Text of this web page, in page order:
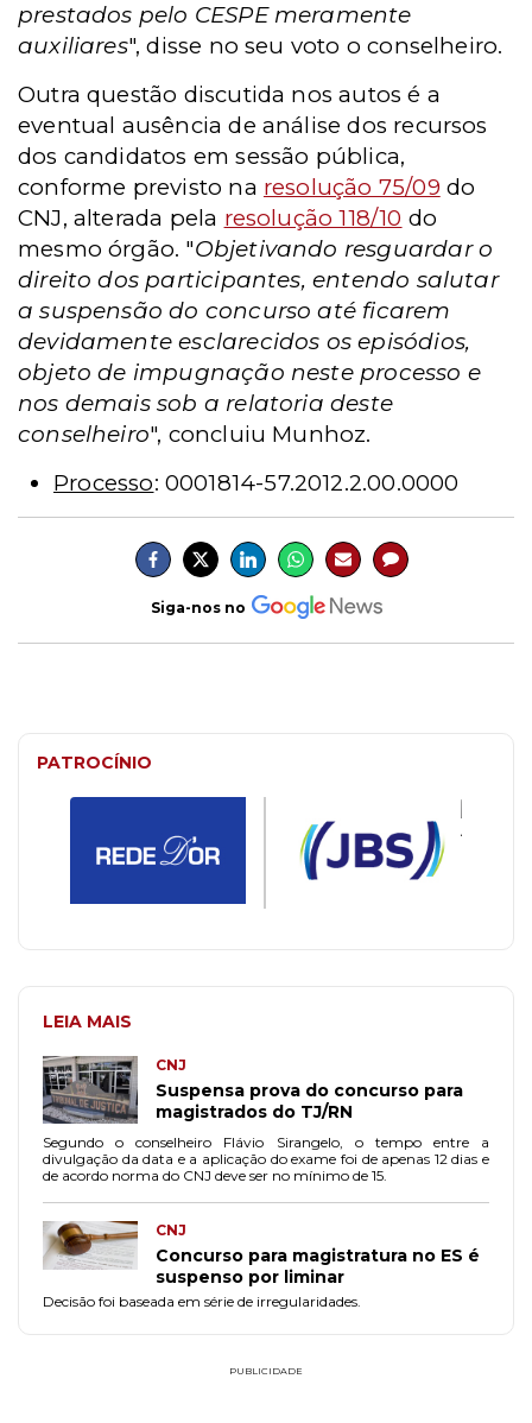
prestados pelo CESPE meramente
auxiliares", disse no seu voto o conselheiro.
Outra questão discutida nos autos é a
eventual ausência de análise dos recursos
dos candidatos em sessão pública,
conforme previsto na resolução 75/09 do
CNJ, alterada pela resolução 118/10 do
mesmo órgão. "Objetivando resguardar o
direito dos participantes, entendo salutar
a suspensão do concurso até ficarem
devidamente esclarecidos os episódios,
objeto de impugnação neste processo e
nos demais sob a relatoria deste
conselheiro", concluiu Munhoz.
Processo: 0001814-57.2012.2.00.0000
Siga-nos no
PATROCÍNIO
LEIA MAIS
CNJ
Suspensa prova do concurso para
magistrados do TJ/RN
Segundo o conselheiro Flávio Sirangelo, o tempo entre a
divulgação da data e a aplicação do exame foi de apenas 12 dias e
de acordo norma do CNJ deve ser no mínimo de 15.
CNJ
Concurso para magistratura no ES é
suspenso por liminar
Decisão foi baseada em série de irregularidades.
PUBLICIDADE